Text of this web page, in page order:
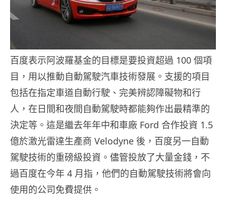
百度表示阿波羅基金的目標是要投資超過 100 個項
目，用以推動自動駕駛汽車技術發展。支援的項目
包括在指定車道自動行駛、完美辨認障礙物和行
人，在日間和夜間自動駕駛時都能夠作出最精準的
決定等。這是繼去年年中和車廠 Ford 合作投資 1.5
億於激光雷達生產商 Velodyne 後，百度另一自動
駕駛技術的重磅級投資。儘管投放了大量金錢，不
過百度在今年 4 月指，他們的自動駕駛技術將會向
使用的公司免費提供。